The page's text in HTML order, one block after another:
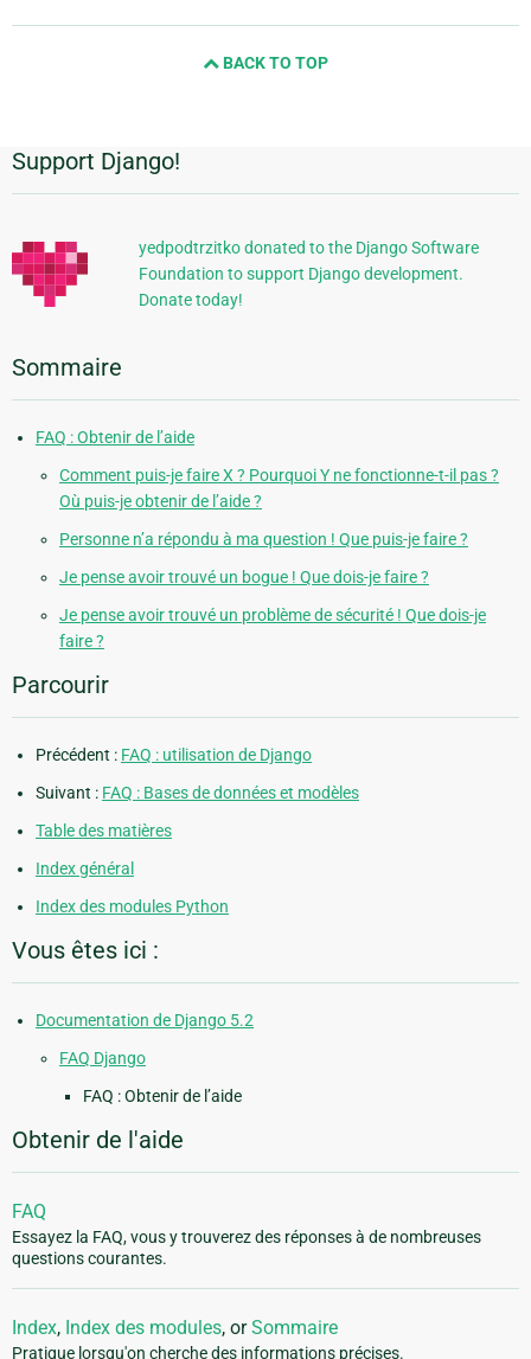
BACK TO TOP
Informations
supplémentaires
Support Django!
yedpodtrzitko donated to the Django Software
Foundation to support Django development.
Donate today!
Sommaire
FAQ : Obtenir de l’aide
Comment puis-je faire X ? Pourquoi Y ne fonctionne-t-il pas ?
Où puis-je obtenir de l’aide ?
Personne n’a répondu à ma question ! Que puis-je faire ?
Je pense avoir trouvé un bogue ! Que dois-je faire ?
Je pense avoir trouvé un problème de sécurité ! Que dois-je
faire ?
Parcourir
Précédent : FAQ : utilisation de Django
Suivant : FAQ : Bases de données et modèles
Table des matières
Index général
Index des modules Python
Vous êtes ici :
Documentation de Django 5.2
FAQ Django
FAQ : Obtenir de l’aide
Obtenir de l'aide
FAQ
Essayez la FAQ, vous y trouverez des réponses à de nombreuses
questions courantes.
Index, Index des modules, orSommaire
Pratique lorsqu'on cherche des informations précises.